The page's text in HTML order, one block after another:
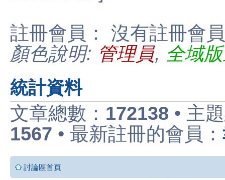
註冊會員： 沒有註冊會員
顏色說明: 管理員, 全域
統計資料
文章總數： 172138 • 主
1567 • 最新註冊的會員：
討論區首頁